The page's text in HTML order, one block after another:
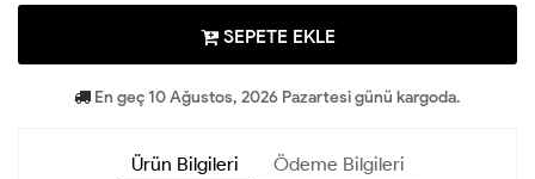
SEPETE EKLE
En geç 10 Ağustos, 2026 Pazartesi günü kargoda.
Ürün Bilgileri Ödeme Bilgileri